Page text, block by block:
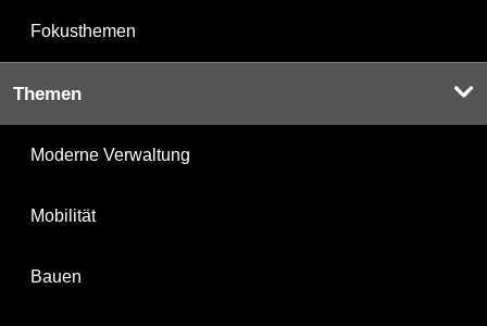
Fokusthemen
Themen
Moderne Verwaltung
Mobilität
Bauen